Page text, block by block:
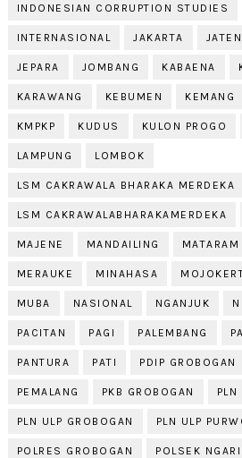
INDONESIAN CORRUPTION STUDIES
INTERNASIONAL JAKARTA
JEPARA JOMBANG KABAENA
KARAWANG KEBUMEN KEMANG
KMPKP KUDUS KULON PROGO
LAMPUNG LOMBOK
LSM CAKRAWALA BHARAKA MERDEKA
LSM CAKRAWALABHARAKAMERDEKA
MAJENE MANDAILING MATARAM
MERAUKE MINAHASA
MUBA NASIONAL NGANJUK
PACITAN PAGI PALEMBANG
PANTURA PATI PDIP GROBOGAN
PEMALANG PKB GROBOGAN PLN
PLN ULP GROBOGAN PLN ULP
POLRES GROBOGAN POLSEK